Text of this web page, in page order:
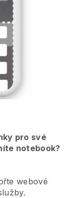
pro své
notebook?
webové